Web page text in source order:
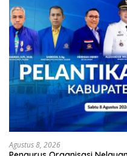
Agustus 8, 2026